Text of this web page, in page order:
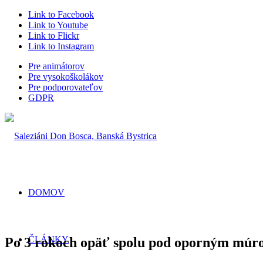
Link to Facebook
Link to Youtube
Link to Flickr
Link to Instagram
Pre animátorov
Pre vysokoškolákov
Pre podporovateľov
GDPR
DOMOV
ČLÁNKY
Po 3 rokoch opäť spolu pod oporným